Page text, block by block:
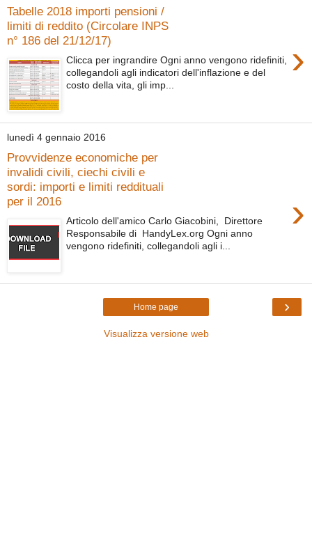
Tabelle 2018 importi pensioni /
limiti di reddito (Circolare INPS
n° 186 del 21/12/17)
›
Clicca per ingrandire Ogni anno vengono ridefiniti,
collegandoli agli indicatori dell'inflazione e del
costo della vita, gli imp...
lunedì 4 gennaio 2016
Provvidenze economiche per
invalidi civili, ciechi civili e
sordi: importi e limiti reddituali
per il 2016
›
Articolo dell'amico Carlo Giacobini, Direttore
Responsabile di HandyLex.org Ogni anno
vengono ridefiniti, collegandoli agli i...
›
Home page
Visualizza versione web